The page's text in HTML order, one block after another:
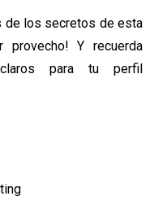
de los secretos de esta
provecho! Y recuerda
para tu perfil